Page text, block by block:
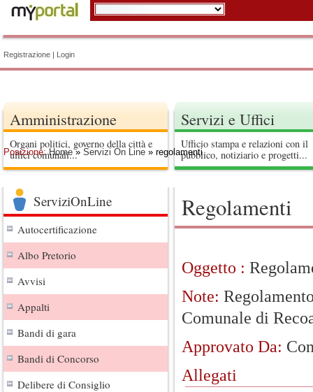
Posizione: Home» Servizi On Line » regolamenti
Registrazione | Login
Amministrazione
Organi politici, governo della città e
uffici comunali...
Servizi e Uffici
Ufficio stampa e relazioni con il
pubblico, notiziario e progetti...
ServiziOnLine
Autocertificazione
Albo Pretorio
Avvisi
Appalti
Bandi di gara
Bandi di Concorso
Delibere di Consiglio
Regolamenti
Oggetto :
Note:
Comunale di
Approvato Da:
Allegati